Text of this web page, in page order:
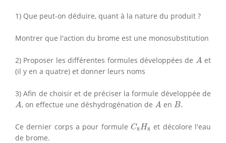
1) Que peut-on déduire, quant à la nature du produit ?
Montrer que l'action du brome est une monosubstitution
2) Proposer les différentes formules développées de A
A et
(il y en a quatre) et donner leurs noms
3) Afin de choisir et de préciser la formule développée de
A
A, on effectue une déshydrogénation de A
A en B.
B.
Ce dernier corps a pour formule C8H8
C8 H et décolore l'eau
de brome.